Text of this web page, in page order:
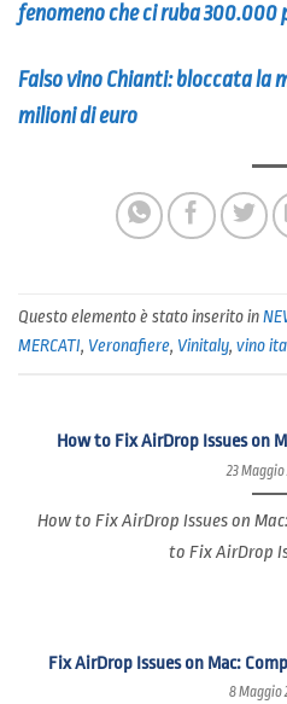
fenomeno che ci ruba 300.000
Falso vino Chianti: bloccata la
milioni di euro
Questo elemento è stato inserito in
MERCATI, Veronafiere, Vinitaly, vino
How to Fix AirDrop Issues on
23 Maggio
How to Fix AirDrop Issues on
to Fix AirDrop
Fix AirDrop Issues on Mac:
8 Maggio